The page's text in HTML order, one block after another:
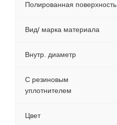
Полированная поверхность
Вид/ марка материала
Внутр. диаметр
С резиновым
уплотнителем
Цвет